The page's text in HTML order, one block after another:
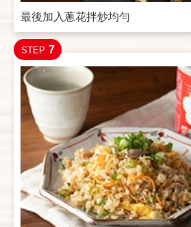
最後加入蔥花拌炒均勻
STEP 7